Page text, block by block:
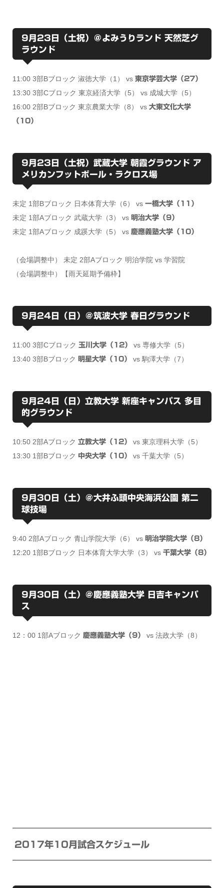
9月23日（土祝）＠よみうりランド 天然芝グ
ラウンド
11:00 3部Bブロック 淑徳大学（1） vs 東京学芸大学（27）
13:30 3部Cブロック 東京経済大学（5） vs 成城大学（5）
16:00 2部Bブロック 東京農業大学（8） vs 大東文化大学
（10）
9月23日（土祝）武蔵大学 朝霞グラウンド ア
メリカンフットボール・ラクロス場
未定 1部Bブロック 日本体育大学（6） vs 一橋大学（11）
未定 1部Aブロック 武蔵大学（3） vs 明治大学（9）
未定 1部Aブロック 成蹊大学（5） vs 慶應義塾大学（10）
（会場調整中） 未定 2部Aブロック 明治学院 vs 学習院
（会場調整中）【雨天延期予備枠】
9月24日（日）＠筑波大学 春日グラウンド
11:00 3部Cブロック 玉川大学（12）
vs 専修大学（5）
13:40 3部Bブロック 明星大学（10） vs 駒澤大学（7）
9月24日（日）立教大学 新座キャンパス 多目
的グラウンド
10:50 2部Aブロック 立教大学（12）
vs 東京理科大学（5）
13:30 1部Bブロック 中央大学（10） vs 千葉大学（5）
9月30日（土）＠大井ふ頭中央海浜公園 第二
球技場
9:40 2部Aブロック 青山学院大学（6） vs 明治学院大学（8）
12:20 1部Bブロック 日本体育大学大学（3） vs 千葉大学（8）
9月30日（土）＠慶應義塾大学 日吉キャンパ
ス
12：00 1部Aブロック 慶應義塾大学（9） vs 法政大学（8）
2017年10月試合スケジュール